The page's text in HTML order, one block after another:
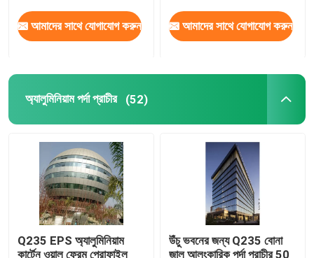
আমাদের সাথে যোগাযোগ করুন আমাদের সাথে যোগাযোগ করুন
অ্যালুমিনিয়াম পর্দা প্রাচীর (52)
Q235 EPS অ্যালুমিনিয়াম
কার্টেন ওয়াল ফ্রেম প্রোফাইল
উঁচু ভবনের জন্য Q235 বোনা
জাল আলংকারিক পর্দা প্রাচীর 50